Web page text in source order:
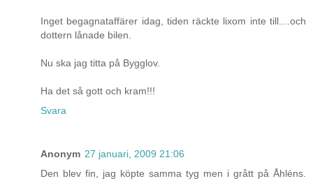
Inget begagnataffärer idag, tiden räckte lixom inte till....och
dottern lånade bilen.
Nu ska jag titta på Bygglov.
Ha det så gott och kram!!!
Svara
Anonym 27 januari, 2009 21:06
Den blev fin, jag köpte samma tyg men i grått på Åhléns.